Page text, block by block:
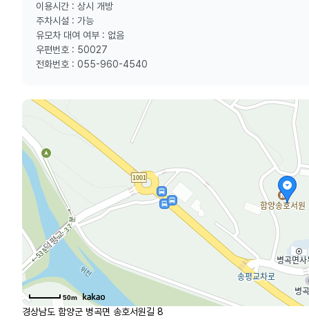
이용시간 : 상시 개방
주차시설 : 가능
유모차 대여 여부 : 없음
우편번호 : 50027
전화번호 : 055-960-4540
50m
경상남도 함양군 병곡면 송호서원길 8